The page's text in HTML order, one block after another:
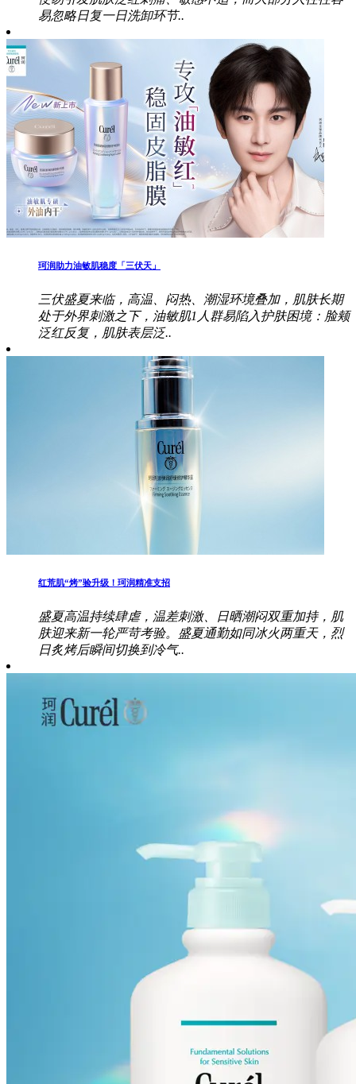
易忽略日复一日洗卸环节..
珂润助力油敏肌稳度「三伏天」
三伏盛夏来临，高温、闷热、潮湿环境叠加，肌肤长期
处于外界刺激之下，油敏肌1人群易陷入护肤困境：脸颊
泛红反复，肌肤表层泛..
红荒肌“烤”验升级！珂润精准支招
盛夏高温持续肆虐，温差刺激、日晒潮闷双重加持，肌
肤迎来新一轮严苛考验。盛夏通勤如同冰火两重天，烈
日炙烤后瞬间切换到冷气..